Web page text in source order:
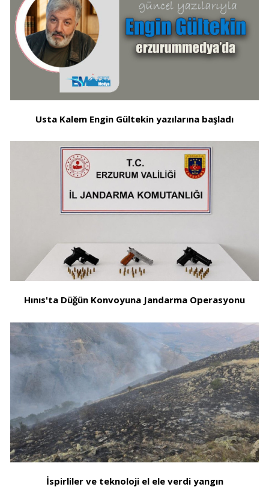
Usta Kalem Engin Gültekin yazılarına başladı
Hınıs'ta Düğün Konvoyuna Jandarma Operasyonu
İspirliler ve teknoloji el ele verdi yangın